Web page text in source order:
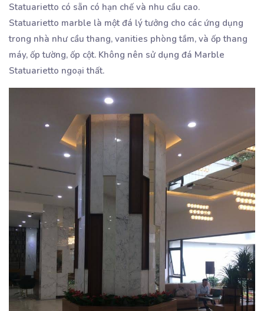
Statuarietto có sẵn có hạn chế và nhu cầu cao.
Statuarietto marble là một đá lý tưởng cho các ứng dụng
trong nhà như cầu thang, vanities phòng tắm, và ốp thang
máy, ốp tường, ốp cột. Không nên sử dụng đá Marble
Statuarietto ngoại thất.